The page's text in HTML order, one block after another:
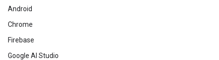
Android
Chrome
Firebase
Google AI Studio